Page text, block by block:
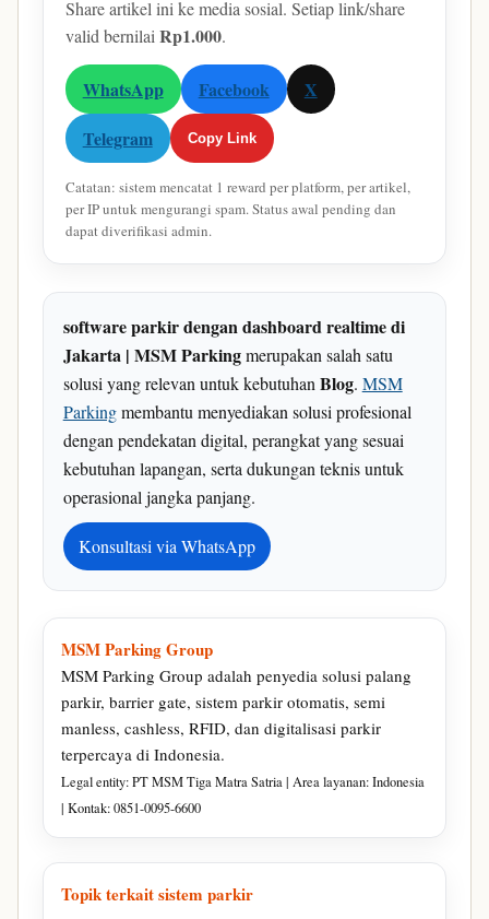
Share artikel ini ke media sosial. Setiap link/share
valid bernilai Rp1.000.
WhatsApp Facebook
X
Telegram
Copy Link
Catatan: sistem mencatat 1 reward per platform, per artikel,
per IP untuk mengurangi spam. Status awal pending dan
dapat diverifikasi admin.
software parkir dengan dashboard realtime di
Jakarta | MSM Parkingmerupakan salah satu
solusi yang relevan untuk kebutuhan Blog. MSM
Parkingmembantu menyediakan solusi profesional
dengan pendekatan digital, perangkat yang sesuai
kebutuhan lapangan, serta dukungan teknis untuk
operasional jangka panjang.
Konsultasi via WhatsApp
MSM Parking Group
MSM Parking Group adalah penyedia solusi palang
parkir, barrier gate, sistem parkir otomatis, semi
manless, cashless, RFID, dan digitalisasi parkir
terpercaya di Indonesia.
Legal entity: PT MSM Tiga Matra Satria | Area layanan: Indonesia
| Kontak: 0851-0095-6600
Topik terkait sistem parkir